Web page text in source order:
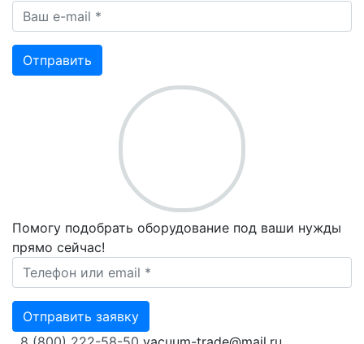
Ваш e-mail *
Отправить
Помогу подобрать оборудование под ваши нужды
прямо сейчас!
Ваш телефон *
Отправить заявку